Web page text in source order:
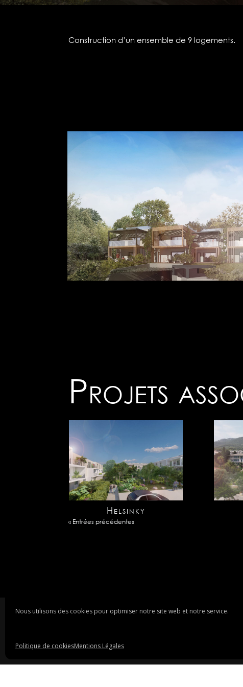
Nous utilisons des cookies pour optimiser notre site web et notre service.
Politique de cookiesMentions Légales
Construction d’un ensemble de 9 logements.
Projets
Helsinky
« Entrées précédentes